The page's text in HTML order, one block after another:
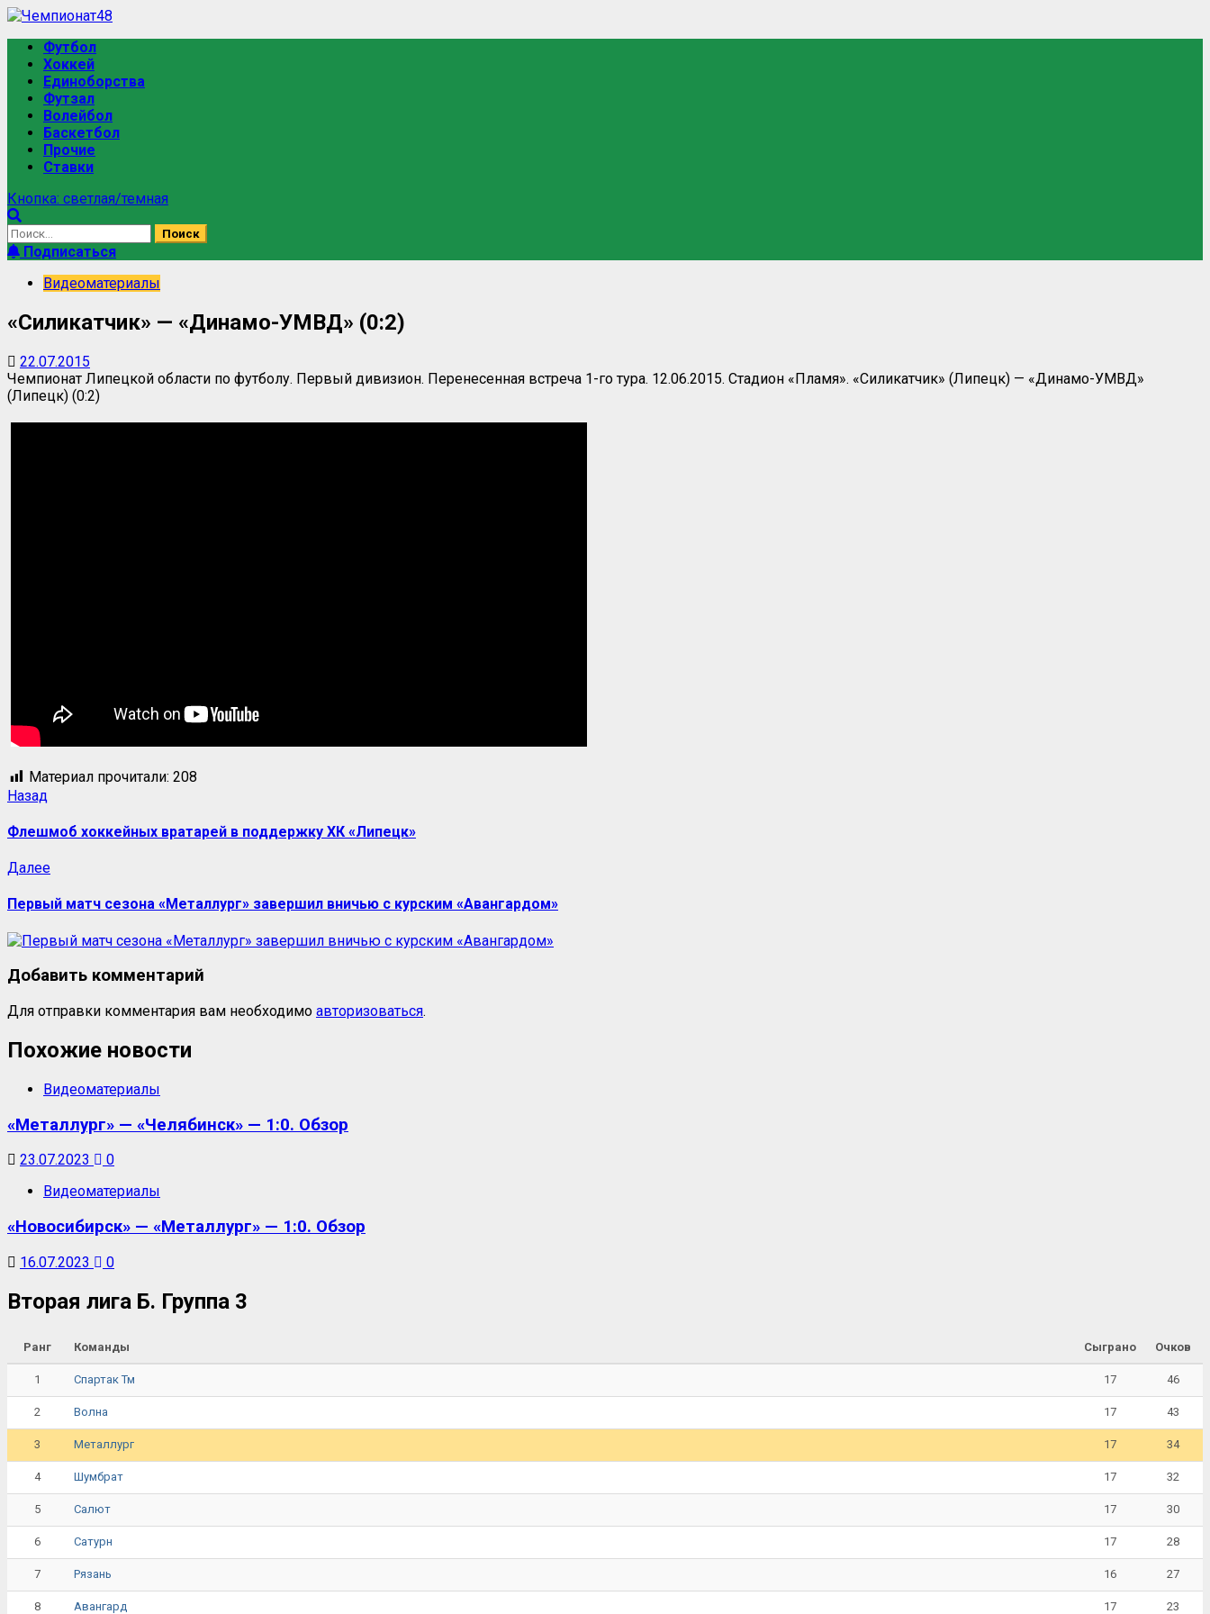
Футбол
Хоккей
Единоборства
Футзал
Волейбол
Баскетбол
Прочие
Ставки
Кнопка: светлая/темная
Подписаться
Видеоматериалы
«Силикатчик» — «Динамо-УМВД» (0:2)
22.07.2015
Чемпионат Липецкой области по футболу. Первый дивизион. Перенесенная встреча 1-го тура. 12.06.2015. Стадион «Пламя». «Силикатчик» (Липецк) — «Динамо-УМВД»
(Липецк) (0:2)
Материал прочитали: 208
Назад
Флешмоб хоккейных вратарей в поддержку ХК «Липецк»
Далее
Первый матч сезона «Металлург» завершил вничью с курским «Авангардом»
Добавить комментарий
Для отправки комментария вам необходимо авторизоваться.
Похожие новости
Видеоматериалы
«Металлург» — «Челябинск» — 1:0. Обзор
23.07.2023
0
Видеоматериалы
«Новосибирск» — «Металлург» — 1:0. Обзор
16.07.2023 0
Вторая лига Б. Группа 3
Ранг Команды Сыграно Очков
1 Спартак Тм 17 46
2 Волна 17 43
3 Металлург 17 34
4 Шумбрат 17 32
5 Салют 17 30
6 Сатурн 17 28
7 Рязань 16 27
8 Авангард 17 23